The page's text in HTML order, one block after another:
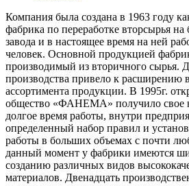
Компания была создана в 1963 году
фабрика по переработке вторсырья на
завода и в настоящее время на ней
человек. Основной продукцией
производимый из вторичного сырья.
производства привело к расширению
ассортимента продукции. В 1995г.
общество «ФАНЕМА» получило свое
долгое время работы, внутри
определенный набор правил и
работы в больших объемах с почти
данный момент у фабрики имеются
созданию различных видов
материалов. Двенадцать